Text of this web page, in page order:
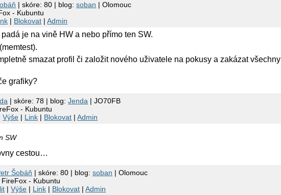
| skóre: 80 | blog:soban | Olomouc
- Kubuntu
| Blokovat |Admin
je na vině HW a nebo přímo ten SW.
smazat profil či založit nového uživatele na pokusy a zakázat všechny
grafiky?
| skóre: 78 | blog:Jenda | JO70FB
- Kubuntu
Výše | Link | Blokovat |Admin
SW
cestou…
Šobáň | skóre: 80 | blog:soban | Olomouc
- Kubuntu
|Výše | Link | Blokovat |Admin